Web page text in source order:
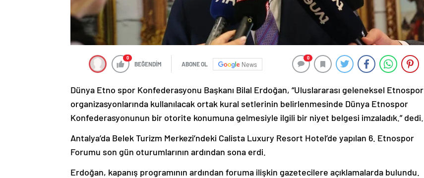
0
BEĞENDİM ABONE OL News
0
Dünya Etno spor Konfederasyonu Başkanı Bilal Erdoğan, “Uluslararası geleneksel Etnospor
organizasyonlarında kullanılacak ortak kural setlerinin belirlenmesinde Dünya Etnospor
Konfederasyonunun bir otorite konumuna gelmesiyle ilgili bir niyet belgesi imzaladık.” dedi.
Antalya’da Belek Turizm Merkezi’ndeki Calista Luxury Resort Hotel’de yapılan 6. Etnospor
Forumu son gün oturumlarının ardından sona erdi.
Erdoğan, kapanış programının ardından foruma ilişkin gazetecilere açıklamalarda bulundu.